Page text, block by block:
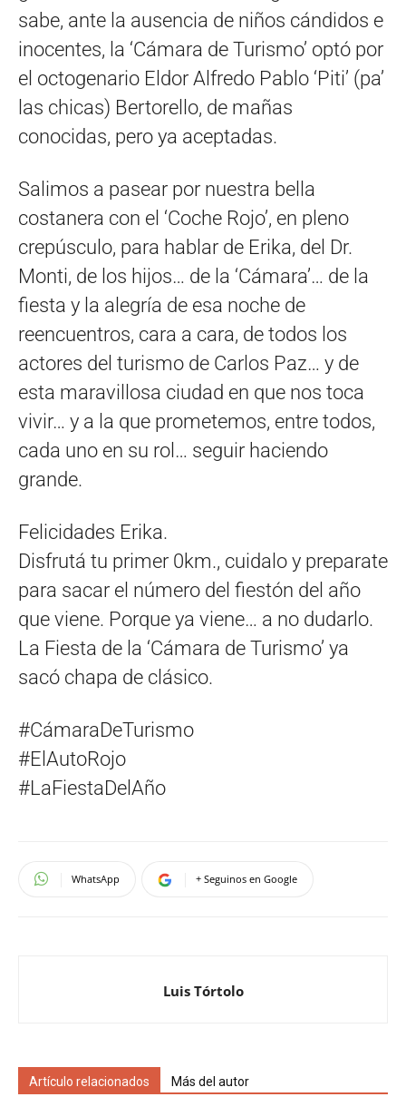
sabe, ante la ausencia de niños cándidos e
inocentes, la ‘Cámara de Turismo’ optó por
el octogenario Eldor Alfredo Pablo ‘Piti’ (pa’
las chicas) Bertorello, de mañas
conocidas, pero ya aceptadas.
Salimos a pasear por nuestra bella
costanera con el ‘Coche Rojo’, en pleno
crepúsculo, para hablar de Erika, del Dr.
Monti, de los hijos… de la ‘Cámara’… de la
fiesta y la alegría de esa noche de
reencuentros, cara a cara, de todos los
actores del turismo de Carlos Paz… y de
esta maravillosa ciudad en que nos toca
vivir… y a la que prometemos, entre todos,
cada uno en su rol… seguir haciendo
grande.
Felicidades Erika.
Disfrutá tu primer 0km., cuidalo y preparate
para sacar el número del fiestón del año
que viene. Porque ya viene… a no dudarlo.
La Fiesta de la ‘Cámara de Turismo’ ya
sacó chapa de clásico.
#CámaraDeTurismo
#ElAutoRojo
#LaFiestaDelAño
WhatsApp + Seguinos en Google
Luis Tórtolo
Artículo relacionados Más del autor